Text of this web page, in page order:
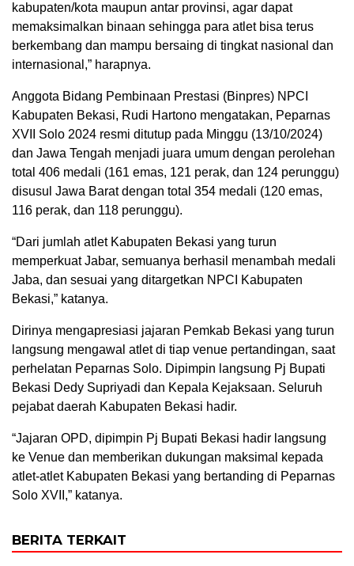
kabupaten/kota maupun antar provinsi, agar dapat
memaksimalkan binaan sehingga para atlet bisa terus
berkembang dan mampu bersaing di tingkat nasional dan
internasional,” harapnya.
Anggota Bidang Pembinaan Prestasi (Binpres) NPCI
Kabupaten Bekasi, Rudi Hartono mengatakan, Peparnas
XVII Solo 2024 resmi ditutup pada Minggu (13/10/2024)
dan Jawa Tengah menjadi juara umum dengan perolehan
total 406 medali (161 emas, 121 perak, dan 124 perunggu)
disusul Jawa Barat dengan total 354 medali (120 emas,
116 perak, dan 118 perunggu).
“Dari jumlah atlet Kabupaten Bekasi yang turun
memperkuat Jabar, semuanya berhasil menambah medali
Jaba, dan sesuai yang ditargetkan NPCI Kabupaten
Bekasi,” katanya.
Dirinya mengapresiasi jajaran Pemkab Bekasi yang turun
langsung mengawal atlet di tiap venue pertandingan, saat
perhelatan Peparnas Solo. Dipimpin langsung Pj Bupati
Bekasi Dedy Supriyadi dan Kepala Kejaksaan. Seluruh
pejabat daerah Kabupaten Bekasi hadir.
“Jajaran OPD, dipimpin Pj Bupati Bekasi hadir langsung
ke Venue dan memberikan dukungan maksimal kepada
atlet-atlet Kabupaten Bekasi yang bertanding di Peparnas
Solo XVII,” katanya.
BERITA TERKAIT